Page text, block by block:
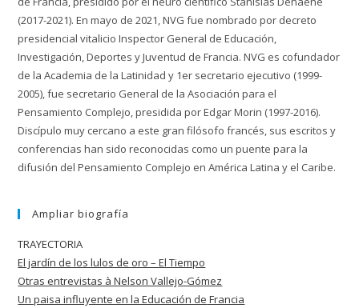
(2017-2021). En mayo de 2021, NVG fue nombrado por decreto
presidencial vitalicio Inspector General de Educación,
Investigación, Deportes y Juventud de Francia. NVG es cofundador
de la Academia de la Latinidad y 1er secretario ejecutivo (1999-
2005), fue secretario General de la Asociación para el
Pensamiento Complejo, presidida por Edgar Morin (1997-2016).
Discípulo muy cercano a este gran filósofo francés, sus escritos y
conferencias han sido reconocidas como un puente para la
difusión del Pensamiento Complejo en América Latina y el Caribe.
Ampliar biografía
TRAYECTORIA
El jardín de los lulos de oro – El Tiempo
Otras entrevistas à Nelson Vallejo-Gómez
Un paisa influyente en la Educación de Francia